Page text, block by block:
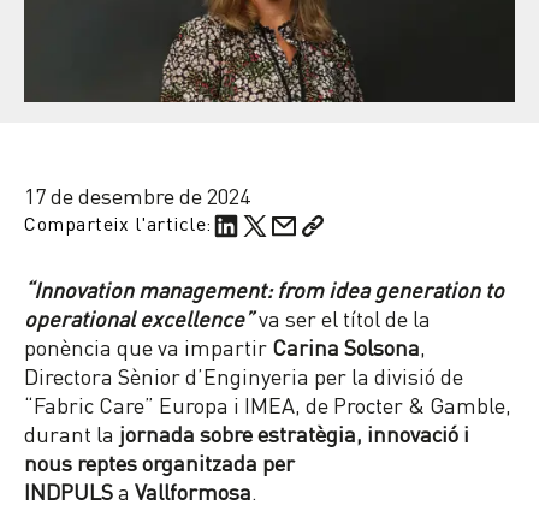
17 de desembre de 2024
Comparteix l'article:
“Innovation management: from idea generation to
operational excellence”va ser el títol de la
ponència que va impartir Carina Solsona
Directora Sènior d’Enginyeria per la divisió de
“Fabric Care” Europa i IMEA, de Procter & Gamble,
durant la jornada sobreestratègia, innovació i
nous reptes organitzada per
INDPULSa Vallformosa